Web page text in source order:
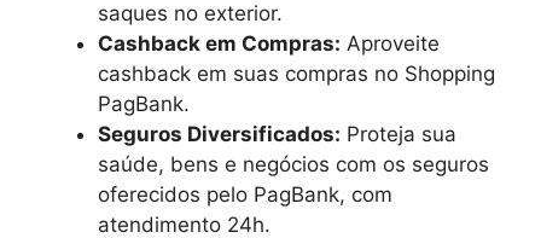
saques no exterior.
Cashback em Compras: Aproveite
cashback em suas compras no Shopping
PagBank.
Seguros Diversificados: Proteja sua
saúde, bens e negócios com os seguros
oferecidos pelo PagBank, com
atendimento 24h.